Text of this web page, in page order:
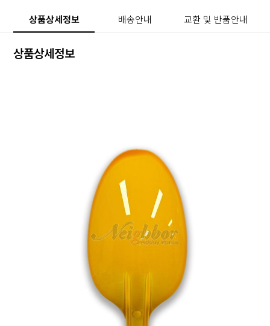
상품상세정보 배송안내 교환 및 반품안내
상품상세정보